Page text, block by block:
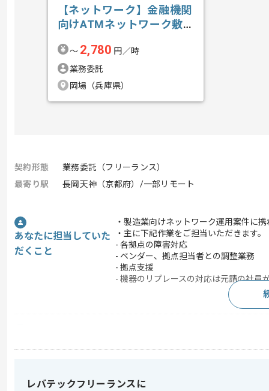
【ネットワーク】金融機関
向けATMネットワーク敷
〜 2,780 円／時
業務委託
岡場（兵庫県）
契約形態
業務委託（フリーランス）
最寄り駅
長岡天神（京都府）/一部リモート
あなたに担当していた
だくこと
・製造業向けネットワーク運用案件に
・主に下記作業をご担当いただきます。
- 各拠点の障害対応
- ベンダー、拠点担当者との調整業務
- 拠点支援
- 機器のリプレースの対応は元請の社員
スキルに不安がある方へ
レバテックフリーランスに